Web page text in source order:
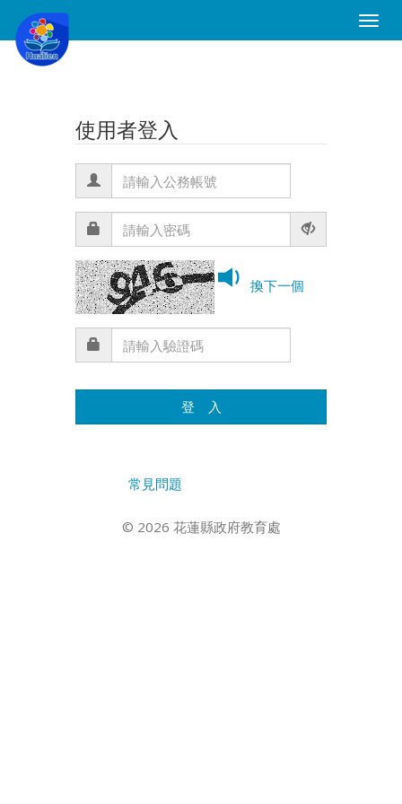
Toggle
使用者登入
換下一個
登 入
常見問題
© 2026 花蓮縣政府教育處